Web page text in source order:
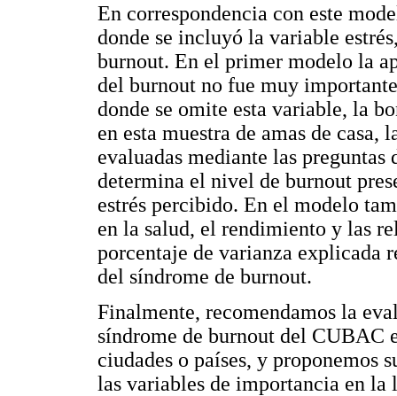
En correspondencia con este
donde se incluyó la variable
burnout. En el primer modelo la
del burnout no fue muy
donde se omite esta variable, la
en esta muestra de amas de
evaluadas mediante las preguntas
determina el nivel de burnout
estrés percibido. En el modelo
en la salud, el rendimiento y las
porcentaje de varianza explicada
del síndrome de burnout.
Finalmente, recomendamos la
síndrome de burnout del CUBAC
ciudades o países, y proponemos
las variables de importancia en la